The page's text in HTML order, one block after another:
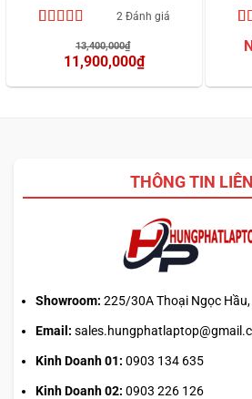
dựa trên
đánh giá
2 Đánh giá
13,400,000₫
gốc
là:
11,900,000₫
hiện
4
THÔNG TIN
Showroom: 225/30A Thoại Ngọc Hầu,
Email:
Kinh Doanh 01: 0903 134 635
Kinh Doanh 02: 0903 226 126